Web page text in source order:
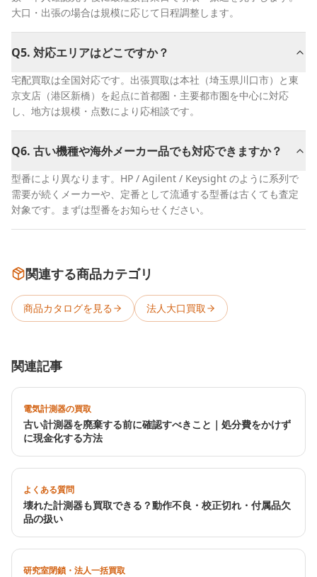
大口・出張の場合は規模に応じて日程調整します。
Q5. 対応エリアはどこですか？
宅配買取は全国対応です。出張買取は本社（埼玉県川口市）と東
京支店（港区新橋）を起点に首都圏・主要都市圏を中心に対応
し、地方は規模・点数により応相談です。
Q6. 古い機種や海外メーカー品でも対応できますか？
型番により異なります。HP / Agilent / Keysight のように系列で
需要が続くメーカーや、定番として流通する型番は古くても査定
対象です。まずは型番をお知らせください。
関連する商品カテゴリ
商品カタログを見る 法人大口買取
関連記事
電気計測器の買取
古い計測器を廃棄する前に確認すべきこと｜処分費をかけず
に現金化する方法
よくある質問
壊れた計測器も買取できる？動作不良・校正切れ・付属品欠
品の扱い
研究室閉鎖・法人一括買取